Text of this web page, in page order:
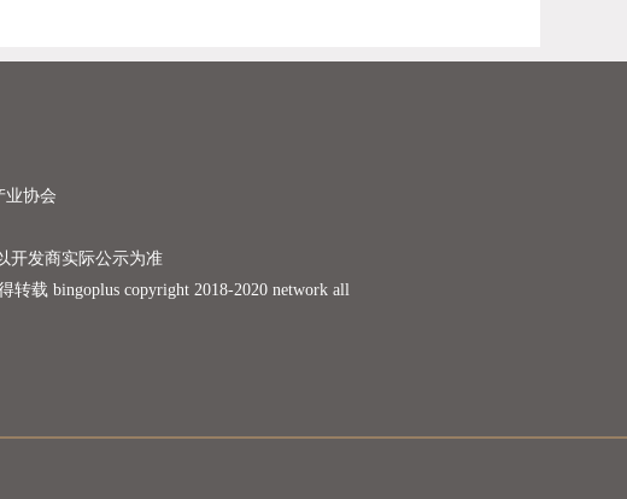
业协会
开发商实际公示为准
载 bingoplus copyright 2018-2020 network all